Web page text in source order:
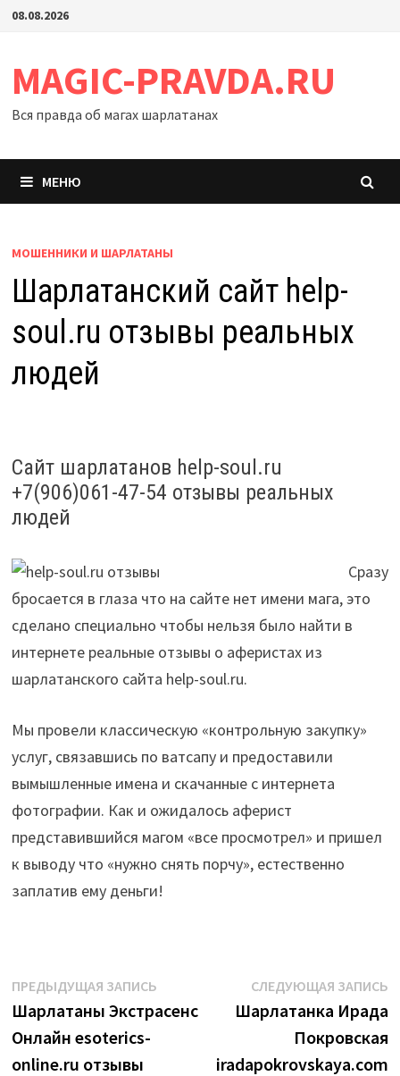
Перейти
08.08.2026
MAGIC-PRAVDA.RU
Вся правда об магах шарлатанах
МЕНЮ
МОШЕННИКИ И ШАРЛАТАНЫ
Шарлатанский сайт help-
soul.ru отзывы реальных
людей
Сайт шарлатанов help-soul.ru
+7(906)061-47-54 отзывы реальных
людей
Сразу
бросается в глаза что на сайте нет имени мага, это
сделано специально чтобы нельзя было найти в
интернете реальные отзывы о аферистах из
шарлатанского сайта help-soul.ru.
Мы провели классическую «контрольную закупку»
услуг, связавшись по ватсапу и предоставили
вымышленные имена и скачанные с интернета
фотографии. Как и ожидалось аферист
представившийся магом «все просмотрел» и пришел
к выводу что «нужно снять порчу», естественно
заплатив ему деньги!
Навигация
по
записям
ПРЕДЫДУЩАЯ ЗАПИСЬПредыдущая
запись:
Шарлатаны Экстрасенс
Онлайн esoterics-
online.ru отзывы
СЛЕДУЮЩАЯ ЗАПИСЬ
Шарлатанка Ирада
Покровская
iradapokrovskaya.com